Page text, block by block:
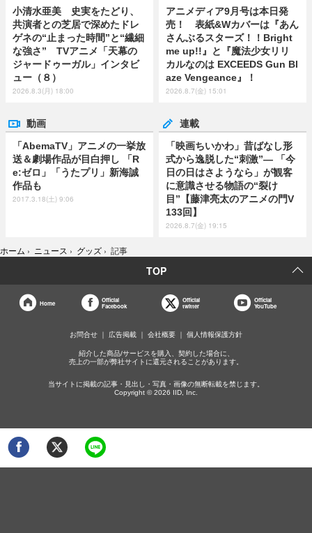
小清水亜美 史実をたどり、
共演者との芝居で深めたドレ
ゲネの“止まった時間”と“繊細
な強さ” TVアニメ「天幕の
ジャードゥーガル」インタビ
ュー（８）
2026.8.3(月) 18:00
アニメディア9月号は本日発
売！ 表紙&Wカバーは『あん
さんぶるスターズ！！Bright
me up!!』と『魔法少女リリ
カルなのは EXCEEDS Gun Bl
aze Vengeance』！
2026.8.7(金) 15:01
動画
「AbemaTV」アニメの一挙放
送＆劇場作品が目白押し 「R
e:ゼロ」「うたプリ」新海誠
作品も
2017.3.18(土) 9:06
連載
「映画ちいかわ」昔ばなし形
式から逸脱した“刺激”― 「今
日の日はさようなら」が観客
に意識させる物語の“裂け
目”【藤津亮太のアニメの門V
133回】
2026.8.7(金) 19:15
ホーム › ニュース › グッズ › 記事
TOP
Home
Official
Facebook
Official
twitter
Official
YouTube
お問合せ 広告掲載 会社概要 個人情報保護方針
紹介した商品/サービスを購入、契約した場合に、
売上の一部が弊社サイトに還元されることがあります。
当サイトに掲載の記事・見出し・写真・画像の無断転載を禁じます。
Copyright © 2026 IID, Inc.